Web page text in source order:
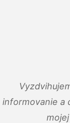
informovanie a